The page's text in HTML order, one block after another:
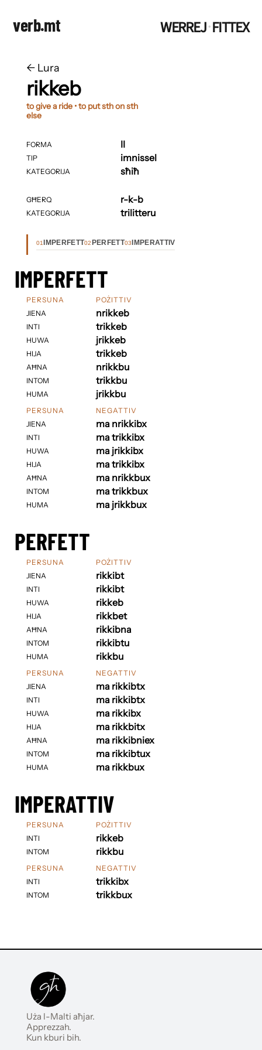
verb.mt WERREJ·FITTEX
← ​​Lura
rikkeb
to give a ride • to put sth on sth
else
FORMA
TIP
KATEGORIJA
GĦERQ
KATEGORIJA
II
imnissel
sħiħ
r-k-b
trilitteru
01 IMPERFETT02 PERFETT03 IMPERATTIV
IMPERFETT
PERSUNA
JIENA
INTI
HUWA
HIJA
AĦNA
INTOM
HUMA
POŻITTIV
nrikkeb
trikkeb
jrikkeb
trikkeb
nrikkbu
trikkbu
jrikkbu
PERSUNA
JIENA
INTI
HUWA
HIJA
AĦNA
INTOM
HUMA
NEGATTIV
ma nrikkibx
ma trikkibx
ma jrikkibx
ma trikkibx
ma nrikkbux
ma trikkbux
ma jrikkbux
PERFETT
PERSUNA
JIENA
INTI
HUWA
HIJA
AĦNA
INTOM
HUMA
POŻITTIV
rikkibt
rikkibt
rikkeb
rikkbet
rikkibna
rikkibtu
rikkbu
PERSUNA
JIENA
INTI
HUWA
HIJA
AĦNA
INTOM
HUMA
NEGATTIV
ma rikkibtx
ma rikkibtx
ma rikkibx
ma rikkbitx
ma rikkibniex
ma rikkibtux
ma rikkbux
IMPERATTIV
PERSUNA
INTI
INTOM
POŻITTIV
rikkeb
rikkbu
PERSUNA
INTI
INTOM
NEGATTIV
trikkibx
trikkbux
Uża l-Malti aħjar.
Apprezzah.
Kun kburi bih.